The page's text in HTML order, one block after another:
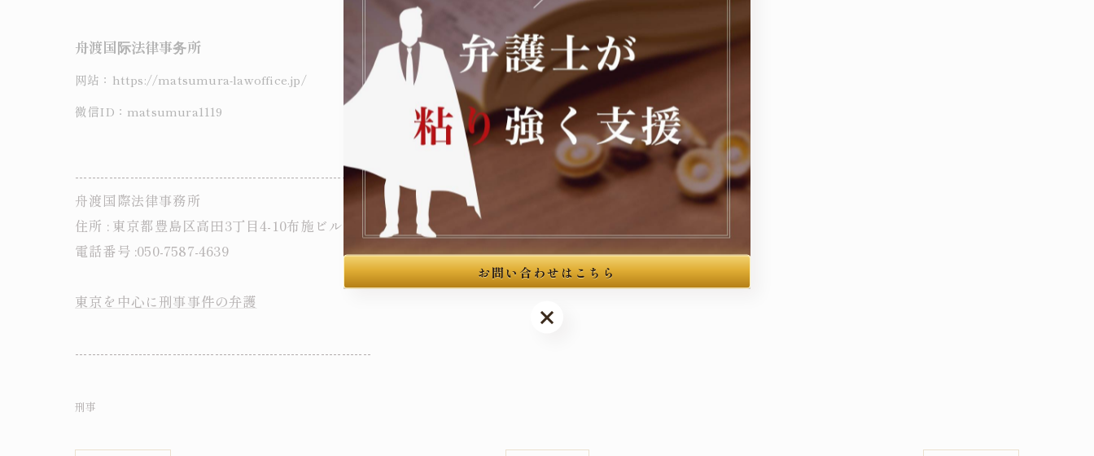
舟渡国际法律事务所
网站：https://matsumura-lawoffice.jp/
微信ID：matsumura1119
----------------------------------------------------------------------
舟渡国際法律事務所
住所 : 東京都豊島区高田3丁目4-10布施ビル本館3階
電話番号 :050-7587-4639
東京を中心に刑事事件の弁護
----------------------------------------------------------------------
刑事
お問い合わせはこちら
お問い合わせはこちら